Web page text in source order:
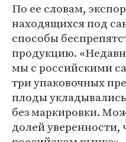
По ее словам,
находящихся под
способы
продукцию.
мы с российскими
три упаковочных
плоды
без маркировки.
долей уверенности,